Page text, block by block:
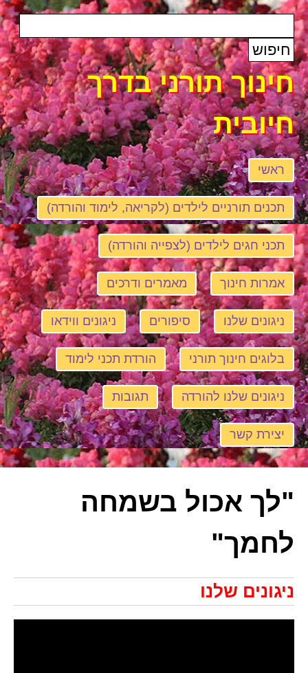
חינוך תורני בדרך
חיובית
ראשי
תכנים תורניים לילדים (לקריאה, לימוד והורדה)
תכני חגים לילדים (לצפייה והורדה)
אמרות חינוך מאמרים ודרכים
ניגונים שלנו סיפורים ניגונים ווידאו
בלוגים חינוך תורני הורדת תכני לימוד
ניגונים שלנו להורדה תגובות
יצירת קשר
"לך אכול בשמחה
לחמך"
ניגונים שלנו